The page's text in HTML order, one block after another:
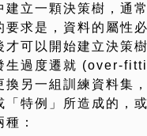
建立一顆決策樹，通
求是，資料的屬性
可以開始建立決策樹
生過度遷就 (over-
換另一組訓練資料集
「特例」所造成的，
：